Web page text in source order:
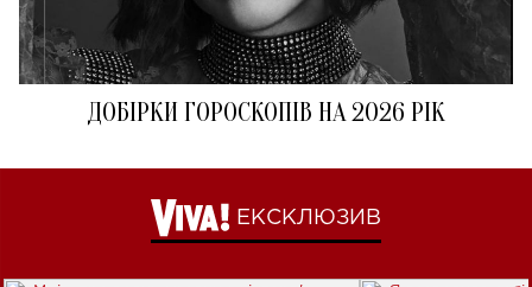
ДОБІРКИ ГОРОСКОПІВ НА 2026 РІК
ЕКСКЛЮЗИВ